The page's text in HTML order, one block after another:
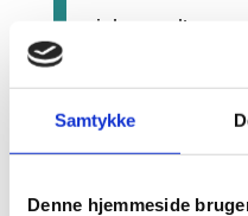
Samtykke
Denne hjemmeside
julemand’.